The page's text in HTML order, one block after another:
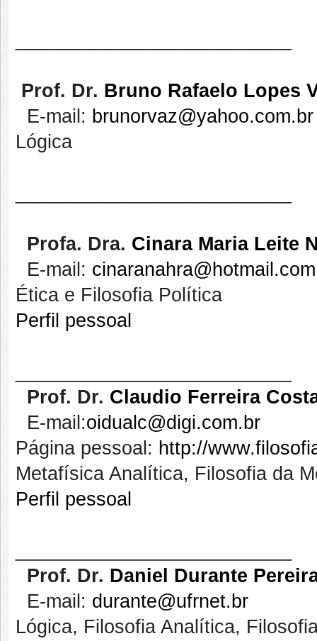
Prof. Dr. Bruno Rafaelo Lopes
E-mail: brunorvaz@yahoo.com.br
Lógica
Profa. Dra. CinaraMaria Leite
E-mail: cinaranahra@hotmail.com
Ética e Filosofia Política
Perfil pessoal
Prof. Dr. Claudio Ferreira
E-mail:oidualc@digi.com.br
Página pessoal: http://
Metafísica Analítica, Filosofia da
Perfil pessoal
Prof. Dr. Daniel Durante
E-mail: durante@ufrnet.br
Lógica, Filosofia Analítica,